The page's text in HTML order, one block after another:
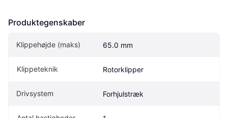
Produktegenskaber
Klippehøjde (maks) 65.0 mm
Klippeteknik Rotorklipper
Drivsystem Forhjulstræk